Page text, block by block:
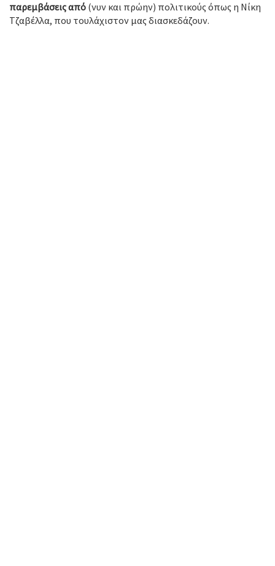
παρεμβάσεις από (νυν και πρώην) πολιτικούς όπως η Νίκη
Τζαβέλλα, που τουλάχιστον μας διασκεδάζουν.